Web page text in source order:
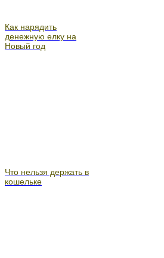
Как нарядить
денежную елку на
Новый год
Что нельзя держать в
кошельке